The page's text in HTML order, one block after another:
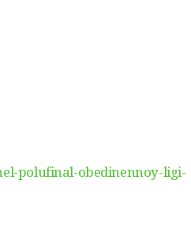
polufinal-obedinennoy-ligi-